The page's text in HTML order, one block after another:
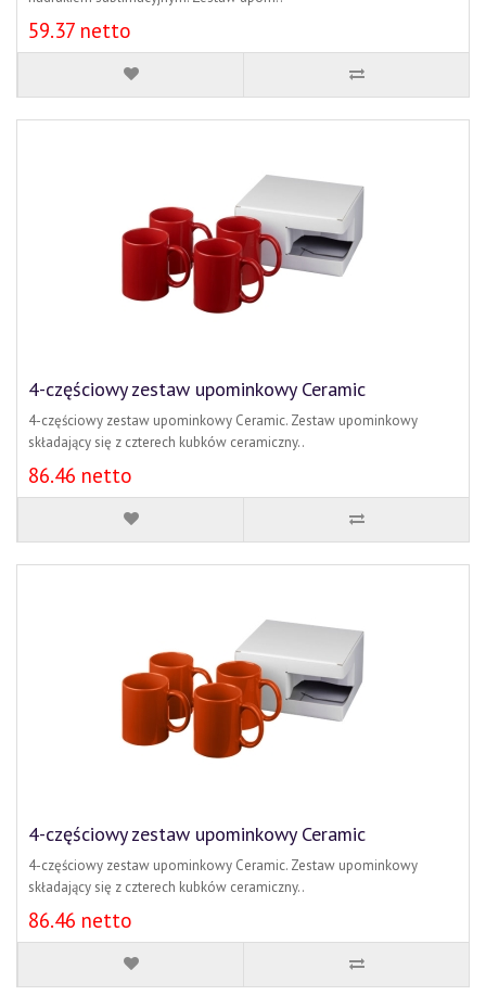
59.37 netto
4-częściowy zestaw upominkowy Ceramic
4-częściowy zestaw upominkowy Ceramic. Zestaw upominkowy
składający się z czterech kubków ceramiczny..
86.46 netto
4-częściowy zestaw upominkowy Ceramic
4-częściowy zestaw upominkowy Ceramic. Zestaw upominkowy
składający się z czterech kubków ceramiczny..
86.46 netto